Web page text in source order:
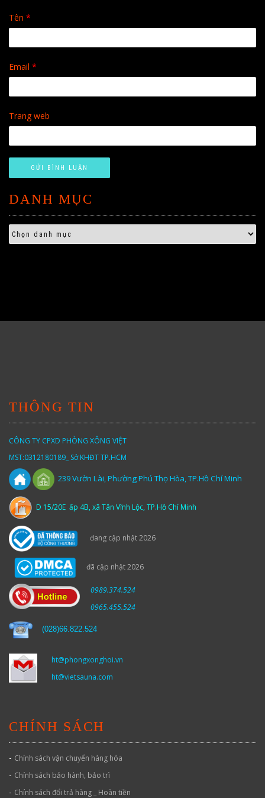
Tên *
Email *
Trang web
DANH MỤC
THÔNG TIN
CÔNG TY CPXD PHÒNG XÔNG VIỆT
MST:0312180189_ Sở KHĐT TP.HCM
239Vườn Lài,Phường Phú Thọ Hòa, TP.Hồ Chí Minh
D 15/20E ấp 4B, xã Tân Vĩnh Lộc, TP.Hồ Chí Minh
đang cập nhật 2026
đã cập nhật 2026
0989.374.524
0965.455.524
(028)66.822.524
ht@phongxonghoi.vn
ht@vietsauna.com
CHÍNH SÁCH
- Chính sách vận chuyển hàng hóa
- Chính sách bảo hành, bảo trì
- Chính sách đổi trả hàng _ Hoàn tiền